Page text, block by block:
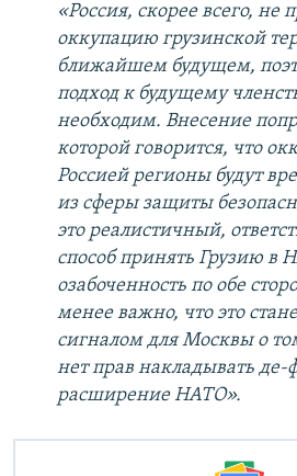
«Россия, скорее всего, не
оккупацию грузинской
ближайшем будущем,
подход к будущему
необходим. Внесение
которой говорится, что
Россией регионы будут
из сферы защиты
это реалистичный,
способ принять Грузию в
озабоченность по обе
менее важно, что это
сигналом для Москвы о
нет прав накладывать де-
расширение НАТО».